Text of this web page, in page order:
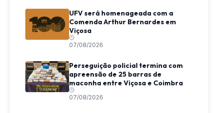
UFV será homenageada com a
Comenda Arthur Bernardes em
Viçosa
07/08/2026
Perseguição policial termina com
apreensão de 25 barras de
maconha entre Viçosa e Coimbra
07/08/2026